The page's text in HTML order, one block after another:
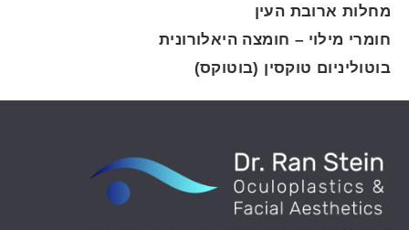
מחלות ארובת העין
חומרי מילוי – חומצה היאלורונית
בוטוליניום טוקסין (בוטוקס)